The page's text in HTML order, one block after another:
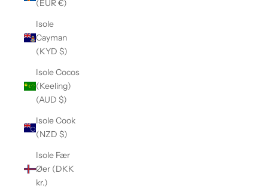
(EUR €)
Isole
Cayman
(KYD $)
Isole Cocos
(Keeling)
(AUD $)
Isole Cook
(NZD $)
Isole Fær
Øer (DKK
kr.)